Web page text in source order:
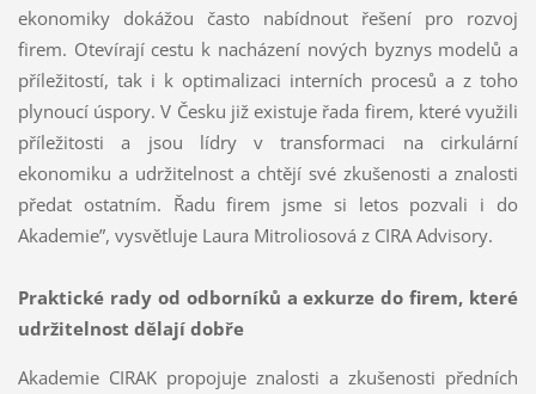
ekonomiky dokážou často nabídnout řešení pro rozvoj
firem. Otevírají cestu k nacházení nových byznys modelů a
příležitostí, tak i k optimalizaci interních procesů a z toho
plynoucí úspory. V Česku již existuje řada firem, které využili
příležitosti a jsou lídry v transformaci na cirkulární
ekonomiku a udržitelnost a chtějí své zkušenosti a znalosti
předat ostatním. Řadu firem jsme si letos pozvali i do
Akademie”, vysvětluje Laura Mitroliosová z CIRA Advisory.
Praktické rady od odborníků a exkurze do firem, které
udržitelnost dělají dobře
Akademie CIRAK propojuje znalosti a zkušenosti předních